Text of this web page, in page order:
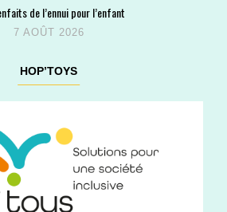
de l’ennui pour l’enfant
7 AOÛT 2026
HOP’TOYS